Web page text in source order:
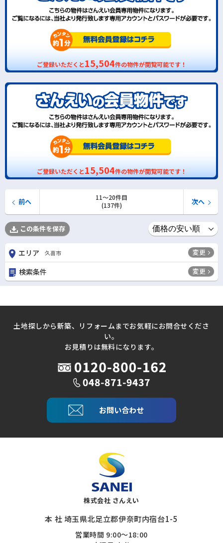
ご登録いただくと15,504件の物件が閲覧可能です！
ご登録いただくと15,504件の物件が閲覧可能です！
11〜20件目
(137件)
前へ 次へ
この条件を保存
エリア 久喜市 変更
検索条件 変更
土地探しから新築、リフォームまでお気軽にお問合せくださ
い。
お見積りは無料になります。
お問い合わせ
株式会社 さんえい
本 社 埼玉県北足立郡伊奈町内宿台1-5
営業時間 9:00～18:00